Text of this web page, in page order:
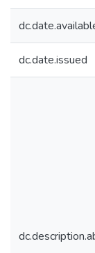
dc.date.issued